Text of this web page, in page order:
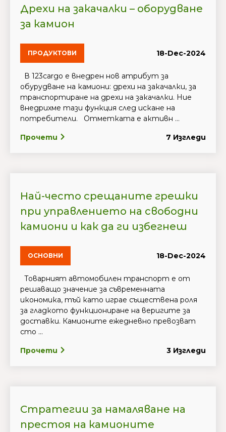
Дрехи на закачалки – оборудване
за камион
ПРОДУКТОВИ 18-Dec-2024
В 123cargo e внедрен нов атрибут за
обурудване на камиони: дрехи на закачалки, за
транспортиране на дрехи на закачалки. Ние
внедрихме тази функция след искане на
потребители. Отметката е активн ...
Прочети 7 Изгледи
Най-често срещаните грешки
при управлението на свободни
камиони и как да ги избегнеш
ОСНОВНИ 18-Dec-2024
Товарният автомобилен транспорт е от
решаващо значение за съвременната
икономика, тъй като играе съществена роля
за гладкото функциониране на веригите за
доставки. Камионите ежедневно превозват
сто ...
Прочети 3 Изгледи
Стратегии за намаляване на
престоя на камионите